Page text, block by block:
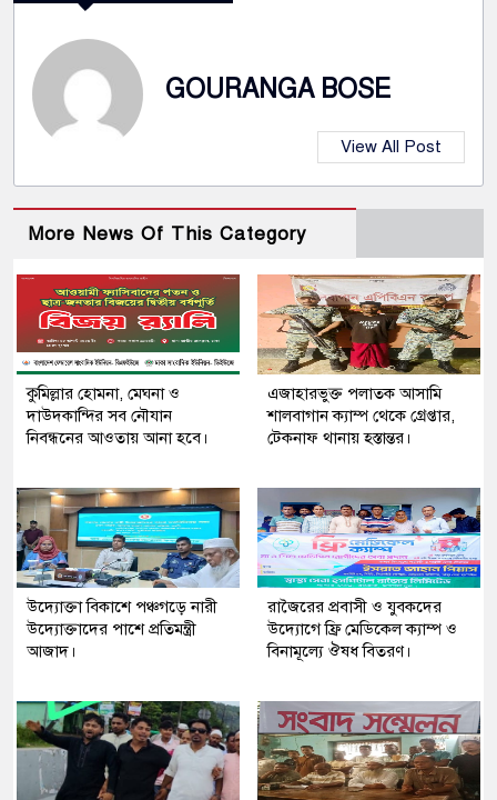
GOURANGA BOSE
View All Post
More News Of This Category
কুমিল্লার হোমনা, মেঘনা ও
দাউদকান্দির সব নৌযান
নিবন্ধনের আওতায় আনা হবে।
এজাহারভুক্ত পলাতক আসামি
শালবাগান ক্যাম্প থেকে গ্রেপ্তার,
টেকনাফ থানায় হস্তান্তর।
উদ্যোক্তা বিকাশে পঞ্চগড়ে নারী
উদ্যোক্তাদের পাশে প্রতিমন্ত্রী
আজাদ।
রাজৈরের‌ প্রবাসী ও যুবকদের
উদ্যোগে ফ্রি মেডিকেল ক্যাম্প ও
বিনামূল্যে ঔষধ বিতরণ।